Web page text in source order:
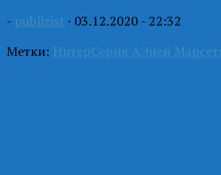
- publizist · 03.12.2020 - 22:32
Метки: ИнтерСерия А Эней